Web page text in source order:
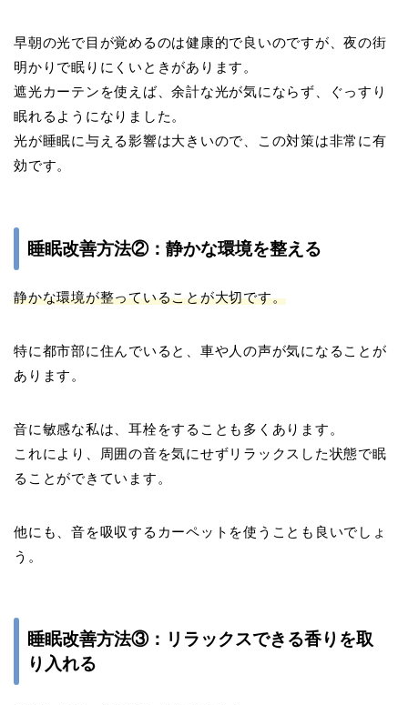
早朝の光で目が覚めるのは健康的で良いのですが、夜の街
明かりで眠りにくいときがあります。
遮光カーテンを使えば、余計な光が気にならず、ぐっすり
眠れるようになりました。
光が睡眠に与える影響は大きいので、この対策は非常に有
効です。
睡眠改善方法②：静かな環境を整える
静かな環境が整っていることが大切です。
特に都市部に住んでいると、車や人の声が気になることが
あります。
音に敏感な私は、耳栓をすることも多くあります。
これにより、周囲の音を気にせずリラックスした状態で眠
ることができています。
他にも、音を吸収するカーペットを使うことも良いでしょ
う。
睡眠改善方法③：リラックスできる香りを取
り入れる